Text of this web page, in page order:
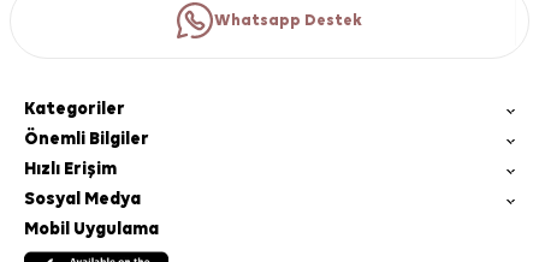
Whatsapp Destek
Kategoriler
Önemli Bilgiler
Hızlı Erişim
Sosyal Medya
Mobil Uygulama